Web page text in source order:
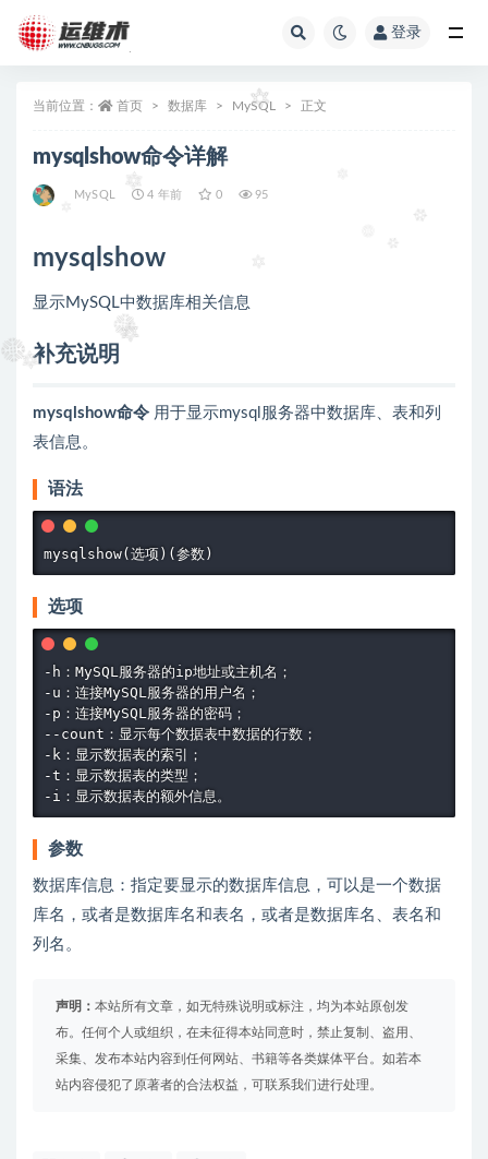
登录
当前位置： 首页 数据库 MySQL 正文
mysqlshow命令详解
MySQL 4 年前 0 95
mysqlshow
显示MySQL中数据库相关信息
补充说明
mysqlshow命令 用于显示mysql服务器中数据库、表和列
表信息。
语法
选项
-h：MySQL服务器的ip地址或主机名；
-u：连接MySQL服务器的用户名；
-p：连接MySQL服务器的密码；
--count：显示每个数据表中数据的行数；
-k：显示数据表的索引；
-t：显示数据表的类型；
参数
数据库信息：指定要显示的数据库信息，可以是一个数据
库名，或者是数据库名和表名，或者是数据库名、表名和
列名。
声明： 本站所有文章，如无特殊说明或标注，均为本站原创发
布。任何个人或组织，在未征得本站同意时，禁止复制、盗用、
采集、发布本站内容到任何网站、书籍等各类媒体平台。如若本
站内容侵犯了原著者的合法权益，可联系我们进行处理。